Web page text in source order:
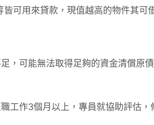
可用來貸款，現值越高的物件其可
，可能無法取得足夠的資金清償原債
工作3個月以上，專員就協助評估，